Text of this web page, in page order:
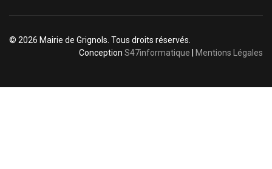
© 2026 Mairie de Grignols. Tous droits réservés.
Conception S47informatique Mentions Légales